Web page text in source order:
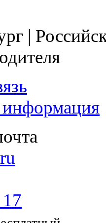
|
информация